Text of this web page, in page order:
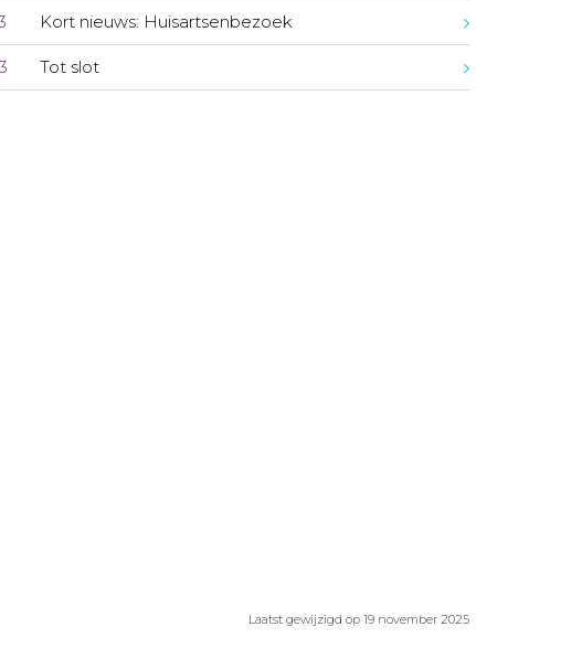
Kort nieuws: Huisartsenbezoek
Tot slot
Laatst gewijzigd op 19 november 2025